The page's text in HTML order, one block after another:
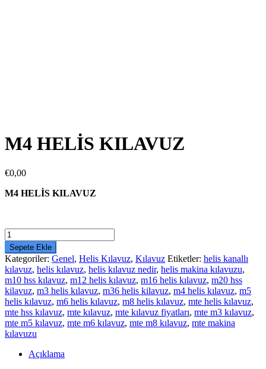
M4 HELİS KILAVUZ
€0,00
M4 HELİS KILAVUZ
M4
HELİS
KILAVUZ
adet
Sepete Ekle
Kategoriler: Genel, Helis Kılavuz, Kılavuz Etiketler: helis kanallı
kılavuz, helis kılavuz, helis kılavuz nedir, helis makina kılavuzu,
m10 hss kılavuz, m12 helis kılavuz, m16 helis kılavuz, m20 hss
kilavuz, m3 helis kılavuz, m36 helis kilavuz, m4 helis kılavuz, m5
helis kılavuz, m6 helis kılavuz, m8 helis kılavuz, mte helis kılavuz,
mte hss kılavuz, mte kılavuz, mte kılavuz fiyatları, mte m3 kılavuz,
mte m5 kılavuz, mte m6 kılavuz, mte m8 kılavuz, mte makina
kılavuzu
Açıklama